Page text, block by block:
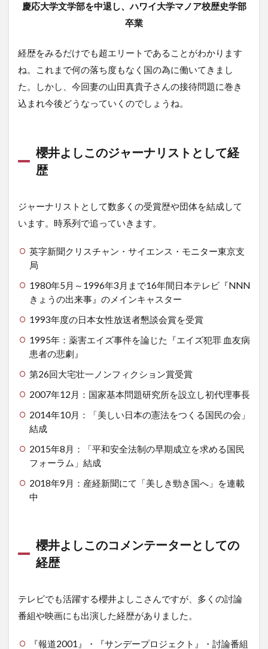
慶応大学文学部を中退し、ハワイ大学マノア校歴史学部
卒業
経歴をみるだけでも超エリートであることがわかります
ね。これまで何の落ち度もなく国の為に働いてきまし
た。しかし、今回妻の山田真貴子さんの接待問題に巻き
込まれ今後どうなっていくのでしょうね。
櫻井よしこのジャーナリストとして経
歴
ジャーナリストとして数多くの受賞歴や団体を結成して
います。時系列で追っていきます。
英字新聞クリスチャン・サイエンス・モニター東京支
局
1980年5月～1996年3月まで16年間日本テレビ『NNN
きょうの出来事』のメインキャスター
1993年度の日本女性放送者懇談会賞を受賞
1995年：薬害エイズ事件を論じた『エイズ犯罪 血友病
患者の悲劇』
第26回大宅壮一ノンフィクション賞受賞
2007年12月：国家基本問題研究所を設立し初代理事長
2014年10月：「美しい日本の憲法をつくる国民の会」
結成
2015年8月：「平和安全法制の早期成立を求める国民
フォーラム」結成
2018年9月：産経新聞にて「美しき勁き国へ」を連載
中
櫻井よしこのコメンテーターとしての
経歴
テレビでも活躍する櫻井よしこさんですが、多くの討論
番組や映画にも出演した経歴がありました。
『報道2001』・『サンデープロジェクト』・討論番組